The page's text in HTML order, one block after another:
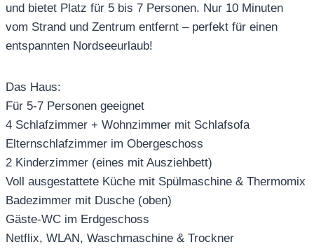
und bietet Platz für 5 bis 7 Personen. Nur 10 Minuten
vom Strand und Zentrum entfernt – perfekt für einen
entspannten Nordseeurlaub!
Das Haus:
Für 5-7 Personen geeignet
4 Schlafzimmer + Wohnzimmer mit Schlafsofa
Elternschlafzimmer im Obergeschoss
2 Kinderzimmer (eines mit Ausziehbett)
Voll ausgestattete Küche mit Spülmaschine & Thermomix
Badezimmer mit Dusche (oben)
Gäste-WC im Erdgeschoss
Netflix, WLAN, Waschmaschine & Trockner